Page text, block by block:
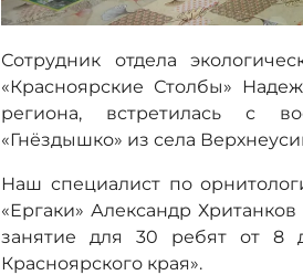
Сотрудник отдела
«Красноярские Столбы»
региона, встретилась с
«Гнёздышко» из села
Наш специалист по
«Ергаки» Александр
занятие для 30 ребят от 8
Красноярского края».